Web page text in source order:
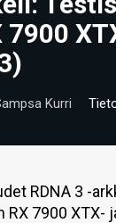
7900
Kurri
RDNA 3 -
7900 XTX-